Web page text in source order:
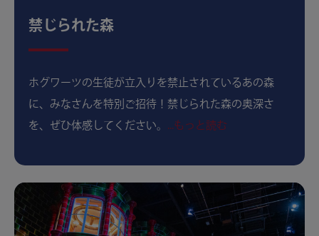
禁じられた森
ホグワーツの生徒が立入りを禁止されているあの森
に、みなさんを特別ご招待！禁じられた森の奥深さ
を、ぜひ体感してください。 ...もっと読む